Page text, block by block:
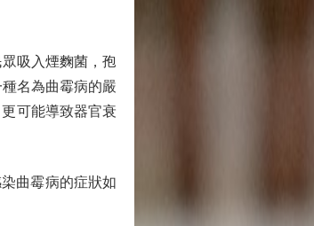
吸入煙麴菌，孢
名為曲霉病的嚴
可能導致器官衰
曲霉病的症狀如